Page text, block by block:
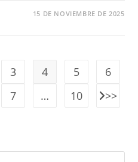
15 DE NOVIEMBRE DE 2025
3 4 5
6
7
… 10